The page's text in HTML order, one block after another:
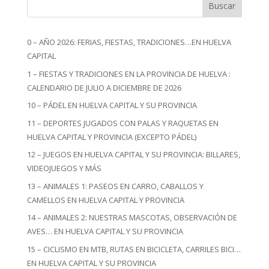
Buscar
0 – AÑO 2026: FERIAS, FIESTAS, TRADICIONES…EN HUELVA
CAPITAL
1 – FIESTAS Y TRADICIONES EN LA PROVINCIA DE HUELVA :
CALENDARIO DE JULIO A DICIEMBRE DE 2026
10 – PÁDEL EN HUELVA CAPITAL Y SU PROVINCIA
11 – DEPORTES JUGADOS CON PALAS Y RAQUETAS EN
HUELVA CAPITAL Y PROVINCIA (EXCEPTO PÁDEL)
12 – JUEGOS EN HUELVA CAPITAL Y SU PROVINCIA: BILLARES,
VIDEOJUEGOS Y MÁS
13 – ANIMALES 1: PASEOS EN CARRO, CABALLOS Y
CAMELLOS EN HUELVA CAPITAL Y PROVINCIA
14 – ANIMALES 2: NUESTRAS MASCOTAS, OBSERVACIÓN DE
AVES… EN HUELVA CAPITAL Y SU PROVINCIA
15 – CICLISMO EN MTB, RUTAS EN BICICLETA, CARRILES BICI…
EN HUELVA CAPITAL Y SU PROVINCIA